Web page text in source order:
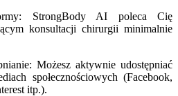
StrongBody AI poleca Cię
konsultacji chirurgii minimalnie
Możesz aktywnie udostępniać
społecznościowych (Facebook,
itp.).